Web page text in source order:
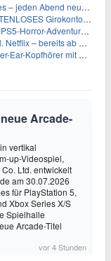
neue Deals zum Stöbern
Santander – 50€ schon nach 1 Woche!
Adventure für 27,99€
ab 9€/Monat (statt 17,99€)
mit ANC für 149,99€
Arcade-
vertikal
up-Videospiel,
Ltd. entwickelt
am 30.07.2026
für PlayStation 5,
Xbox Series X/S
Spielhalle
Arcade-Titel
vor 4 Stunden